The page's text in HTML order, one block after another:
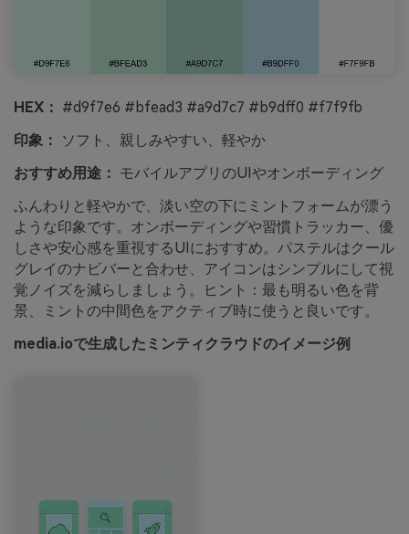
HEX： #d9f7e6 #bfead3 #a9d7c7 #b9dff0 #f7f9fb
印象：
ソフト、親しみやすい、軽やか
おすすめ用途： モバイルアプリのUIやオンボーディング
ふんわりと軽やかで、淡い空の下にミントフォームが漂う
ような印象です。オンボーディングや習慣トラッカー、優
しさや安心感を重視するUIにおすすめ。パステルはクール
グレイのナビバーと合わせ、アイコンはシンプルにして視
覚ノイズを減らしましょう。ヒント：最も明るい色を背
景、ミントの中間色をアクティブ時に使うと良いです。
media.ioで生成したミンティクラウドのイメージ例